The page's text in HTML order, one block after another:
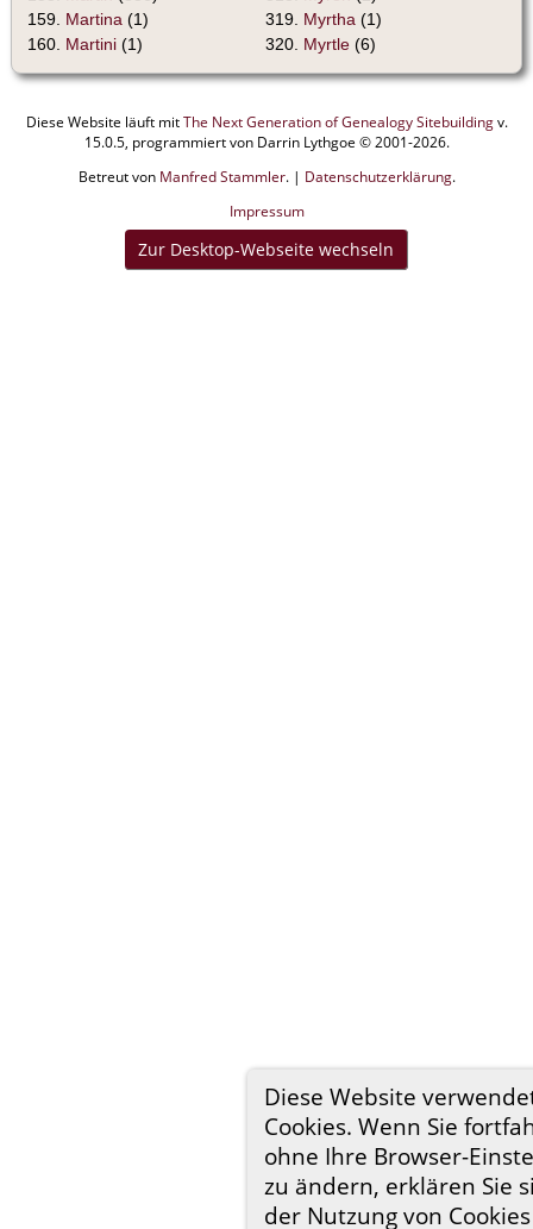
Diese Website
Cookies. Wenn Sie
ohne Ihre Browser-
zu ändern, erklären Sie
der Nutzung von Cookies
159. Martina (1)
160. Martini (1)
319. Myrtha (1)
320. Myrtle (6)
Diese Website läuft mitThe Next Generation of Genealogy Sitebuildingv.
15.0.5, programmiert von Darrin Lythgoe © 2001-2026.
Betreut von Manfred Stammler. | Datenschutzerklärung.
Impressum
Zur Desktop-Webseite wechseln